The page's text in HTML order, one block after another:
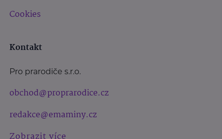
Cookies
Kontakt
Pro prarodiče s.r.o.
obchod@proprarodice.cz
redakce@emaminy.cz